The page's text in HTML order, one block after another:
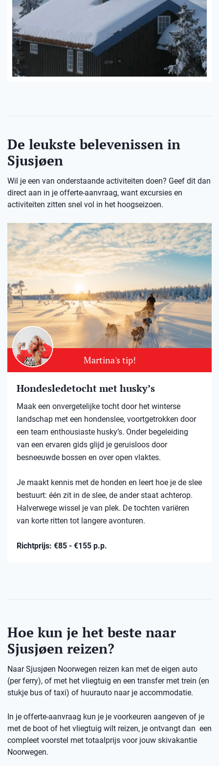
De leukste belevenissen in
Sjusjøen
Wil je een van onderstaande activiteiten doen? Geef dit dan
direct aan in je offerte-aanvraag, want excursies en
activiteiten zitten snel vol in het hoogseizoen.
Martina's tip!
Hondesledetocht met husky’s
Maak een onvergetelijke tocht door het winterse
landschap met een hondenslee, voortgetrokken door
een team enthousiaste husky’s. Onder begeleiding
van een ervaren gids glijd je geruisloos door
besneeuwde bossen en over open vlaktes.
Je maakt kennis met de honden en leert hoe je de slee
bestuurt: één zit in de slee, de ander staat achterop.
Halverwege wissel je van plek. De tochten variëren
van korte ritten tot langere avonturen.
Richtprijs: €85 - €155 p.p.
Hoe kun je het beste naar
Sjusjøen reizen?
Naar Sjusjøen Noorwegen reizen kan met de eigen auto
(per ferry), of met het vliegtuig en een transfer met trein (en
stukje bus of taxi) of huurauto naar je accommodatie.
In je offerte-aanvraag kun je je voorkeuren aangeven of je
met de boot of het vliegtuig wilt reizen, je ontvangt dan een
compleet voorstel met totaalprijs voor jouw skivakantie
Noorwegen.